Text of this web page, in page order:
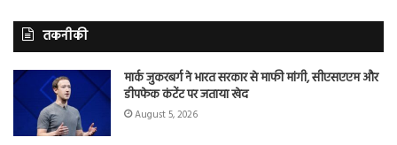
तकनीकी
मार्क जुकरबर्ग ने भारत सरकार से माफी मांगी, सीएसएएम और
डीपफेक कंटेंट पर जताया खेद
August 5, 2026